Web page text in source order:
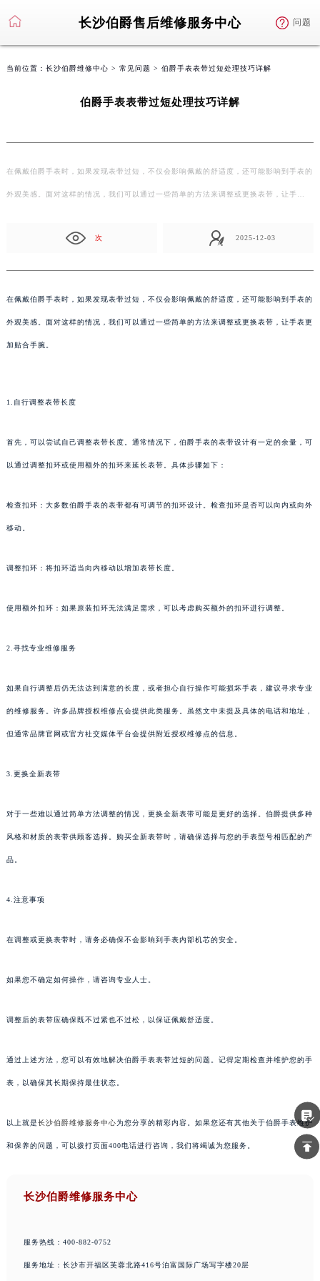
长沙伯爵售后维修服务中心 问题
当前位置： 长沙伯爵维修中心 > 常见问题 > 伯爵手表表带过短处理技巧详解
伯爵手表表带过短处理技巧详解
在佩戴伯爵手表时，如果发现表带过短，不仅会影响佩戴的舒适度，还可能影响到手表的
外观美感。面对这样的情况，我们可以通过一些简单的方法来调整或更换表带，让手…
次 2025-12-03
在佩戴伯爵手表时，如果发现表带过短，不仅会影响佩戴的舒适度，还可能影响到手表的
外观美感。面对这样的情况，我们可以通过一些简单的方法来调整或更换表带，让手表更
加贴合手腕。
1.自行调整表带长度
首先，可以尝试自己调整表带长度。通常情况下，伯爵手表的表带设计有一定的余量，可
以通过调整扣环或使用额外的扣环来延长表带。具体步骤如下：
检查扣环：大多数伯爵手表的表带都有可调节的扣环设计。检查扣环是否可以向内或向外
移动。
调整扣环：将扣环适当向内移动以增加表带长度。
使用额外扣环：如果原装扣环无法满足需求，可以考虑购买额外的扣环进行调整。
2.寻找专业维修服务
如果自行调整后仍无法达到满意的长度，或者担心自行操作可能损坏手表，建议寻求专业
的维修服务。许多品牌授权维修点会提供此类服务。虽然文中未提及具体的电话和地址，
但通常品牌官网或官方社交媒体平台会提供附近授权维修点的信息。
3.更换全新表带
对于一些难以通过简单方法调整的情况，更换全新表带可能是更好的选择。伯爵提供多种
风格和材质的表带供顾客选择。购买全新表带时，请确保选择与您的手表型号相匹配的产
品。
4.注意事项
在调整或更换表带时，请务必确保不会影响到手表内部机芯的安全。
如果您不确定如何操作，请咨询专业人士。
调整后的表带应确保既不过紧也不过松，以保证佩戴舒适度。
通过上述方法，您可以有效地解决伯爵手表表带过短的问题。记得定期检查并维护您的手
表，以确保其长期保持最佳状态。
以上就是长沙伯爵维修服务中心为您分享的精彩内容。如果您还有其他关于伯爵手表维护
和保养的问题，可以拨打页面400电话进行咨询，我们将竭诚为您服务。
长沙伯爵维修服务中心
服务热线：400-882-0752
服务地址：长沙市开福区芙蓉北路416号泊富国际广场写字楼20层